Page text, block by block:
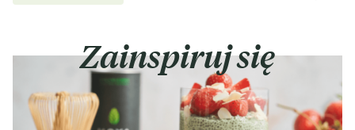
Zainspiruj się